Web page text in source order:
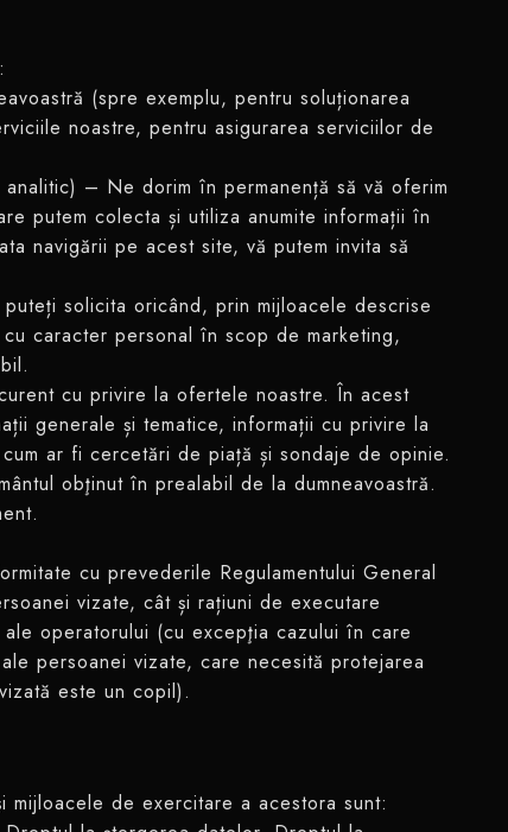
(spre exemplu, pentru soluționarea
noastre, pentru asigurarea serviciilor de
– Ne dorim în permanență să vă oferim
putem colecta și utiliza anumite informații în
navigării pe acest site, vă putem invita să
solicita oricând, prin mijloacele descrise
caracter personal în scop de marketing,
cu privire la ofertele noastre. În acest
generale și tematice, informații cu privire la
ar fi cercetări de piață și sondaje de opinie.
obţinut în prealabil de la dumneavoastră.
cu prevederile Regulamentului General
vizate, cât și rațiuni de executare
operatorului (cu excepţia cazului în care
persoanei vizate, care necesită protejarea
este un copil).
mijloacele de exercitare a acestora sunt: